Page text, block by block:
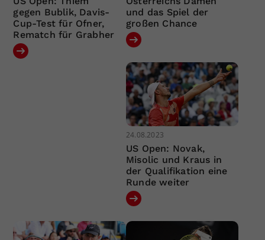
gegen Bublik, Davis-
Cup-Test für Ofner,
Rematch für Grabher
und das Spiel der
großen Chance
24.08.2023
US Open: Novak,
Misolic und Kraus in
der Qualifikation eine
Runde weiter